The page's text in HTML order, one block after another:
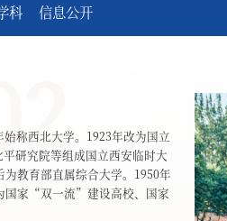
科 信息公开
称西北大学。1923年改为国立
研究院等组成国立西安临时大
教育部直属综合大学。1950年
国家“双一流”建设高校、国家